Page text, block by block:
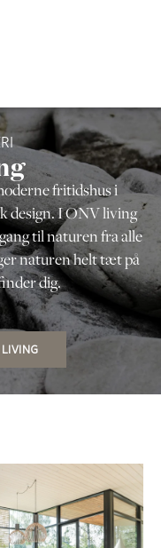
fritidshus i
design. I ONV living
til naturen fra alle
naturen helt tæt på
dig.